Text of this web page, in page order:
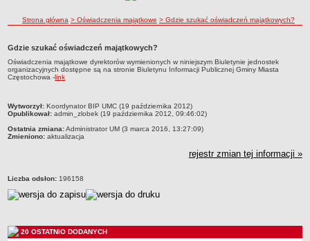
Licea
Techniczne Zakłady Naukowe
PRZEDSZKOLA
ARCHIWUM SZKÓŁ I PLACÓWEK
Zlikwidowane gimnazja
Przekształcone szkoły i placówki
Specjalny Ośrodek nr 5
Dane podstawowe
ścieżka nawigacji
Strona główna > Oświadczenia majątkowe > Gdzie szukać oświadczeń majątkowych?
Gdzie szukać oświadczeń majątkowych?
Oświadczenia majątkowe dyrektorów wymienionych w niniejszym Biuletynie jednostek
organizacyjnych dostępne są na stronie Biuletynu Informacji Publicznej Gminy Miasta
Częstochowa -link
metryczka
Wytworzył: Koordynator BIP UMC (19 października 2012)
Opublikował: admin_zlobek (19 października 2012, 09:46:02)
Ostatnia zmiana:Administrator UM (3 marca 2016, 13:27:09)
Zmieniono: aktualizacja
rejestr zmian tej informacji »
Liczba odsłon: 196158
20 OSTATNIO DODANYCH